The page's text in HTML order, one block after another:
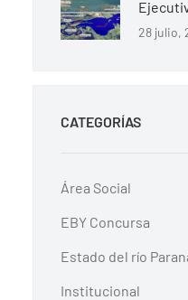
28 julio,
CATEGORÍAS
Área Social
EBY Concursa
Estado del río
Institucional